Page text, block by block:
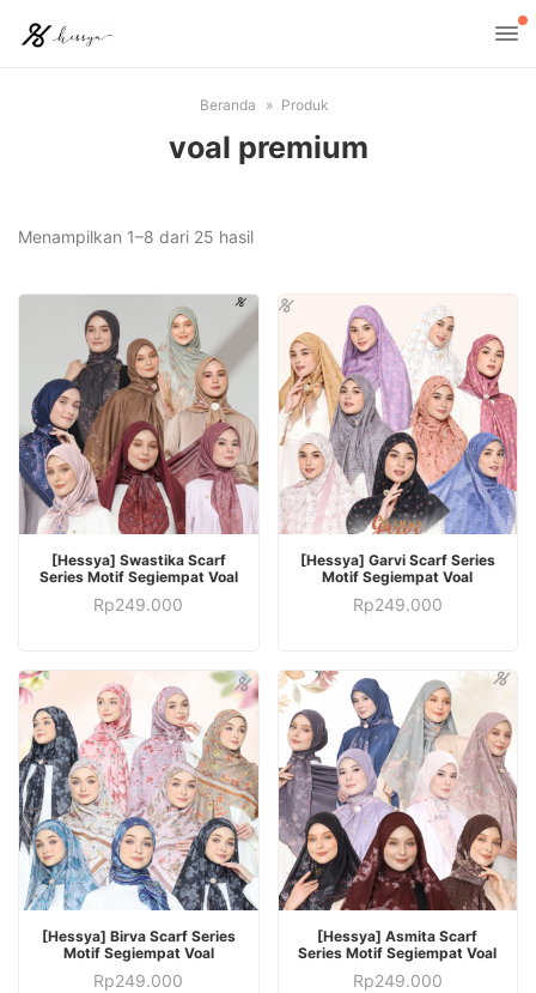
Beranda Produk
voal premium
Menampilkan 1–8 dari 25 hasil
PILIH OPSI
[Hessya] Swastika Scarf
Series Motif Segiempat Voal
Rp249.000
PILIH OPSI
[Hessya] Garvi Scarf Series
Motif Segiempat Voal
Rp249.000
PILIH OPSI
[Hessya] Birva Scarf Series
Motif Segiempat Voal
Rp249.000
PILIH OPSI
[Hessya] Asmita Scarf
Series Motif Segiempat Voal
Rp249.000